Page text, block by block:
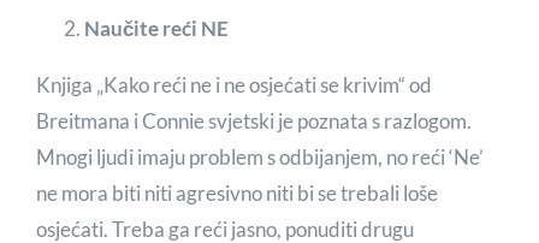
Naučite reći NE
Knjiga „Kako reći ne i ne osjećati se krivim“ od
Breitmana i Connie svjetski je poznata s razlogom.
Mnogi ljudi imaju problem s odbijanjem, no reći ‘Ne’
ne mora biti niti agresivno niti bi se trebali loše
osjećati. Treba ga reći jasno, ponuditi drugu